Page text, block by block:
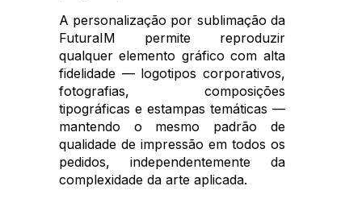
A personalização por sublimação da
FuturaIM permite reproduzir
qualquer elemento gráfico com alta
fidelidade — logotipos corporativos,
fotografias, composições
tipográficas e estampas temáticas —
mantendo o mesmo padrão de
qualidade de impressão em todos os
pedidos, independentemente da
complexidade da arte aplicada.